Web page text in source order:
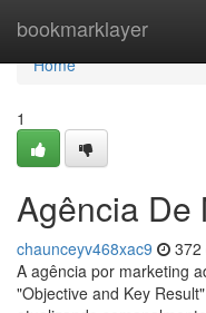
bookmarklayer
Home
Home
1
Agência De
chaunceyv468xac9 372
A agência por marketing
"Objective and Key